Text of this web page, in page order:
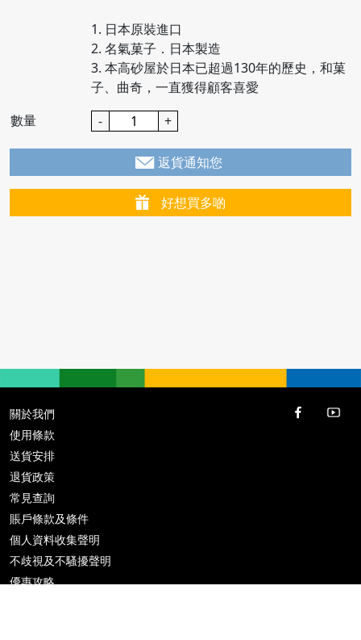
1. 日本原裝進口
2. 名氣菓子．日本製造
3. 本高砂屋於日本已超過130年的歷史，和菓
子、曲奇，一直獲得顧客喜愛
數量
- +
返貨通知您
好想買多啲
關於我們
使用條款
送貨安排
退貨政策
常見查詢
賬戶條款及條件
個人資料收集聲明
不歧視及不騷擾聲明
優惠攻略